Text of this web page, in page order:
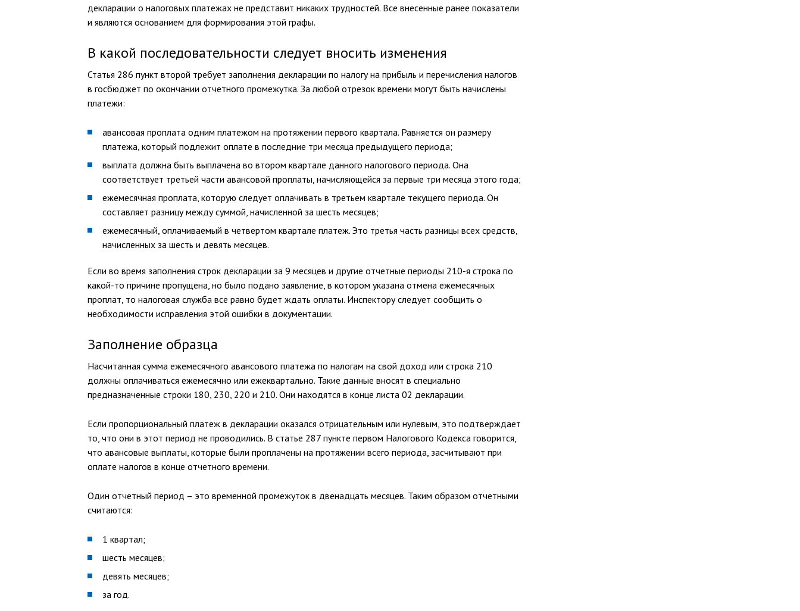
декларации о налоговых платежах не представит никаких трудностей. Все внесенные ранее показатели
и являются основанием для формирования этой графы.
В какой последовательности следует вносить изменения
Статья 286 пункт второй требует заполнения декларации по налогу на прибыль и перечисления налогов
в госбюджет по окончании отчетного промежутка. За любой отрезок времени могут быть начислены
платежи:
авансовая проплата одним платежом на протяжении первого квартала. Равняется он размеру
платежа, который подлежит оплате в последние три месяца предыдущего периода;
выплата должна быть выплачена во втором квартале данного налогового периода. Она
соответствует третьей части авансовой проплаты, начисляющейся за первые три месяца этого года;
ежемесячная проплата, которую следует оплачивать в третьем квартале текущего периода. Он
составляет разницу между суммой, начисленной за шесть месяцев;
ежемесячный, оплачиваемый в четвертом квартале платеж. Это третья часть разницы всех средств,
начисленных за шесть и девять месяцев.
Если во время заполнения строк декларации за 9 месяцев и другие отчетные периоды 210-я строка по
какой-то причине пропущена, но было подано заявление, в котором указана отмена ежемесячных
проплат, то налоговая служба все равно будет ждать оплаты. Инспектору следует сообщить о
необходимости исправления этой ошибки в документации.
Заполнение образца
Насчитанная сумма ежемесячного авансового платежа по налогам на свой доход или строка 210
должны оплачиваться ежемесячно или ежеквартально. Такие данные вносят в специально
предназначенные строки 180, 230, 220 и 210. Они находятся в конце листа 02 декларации.
Если пропорциональный платеж в декларации оказался отрицательным или нулевым, это подтверждает
то, что они в этот период не проводились. В статье 287 пункте первом Налогового Кодекса говорится,
что авансовые выплаты, которые были проплачены на протяжении всего периода, засчитывают при
оплате налогов в конце отчетного времени.
Один отчетный период – это временной промежуток в двенадцать месяцев. Таким образом отчетными
считаются:
1 квартал;
шесть месяцев;
девять месяцев;
за год.